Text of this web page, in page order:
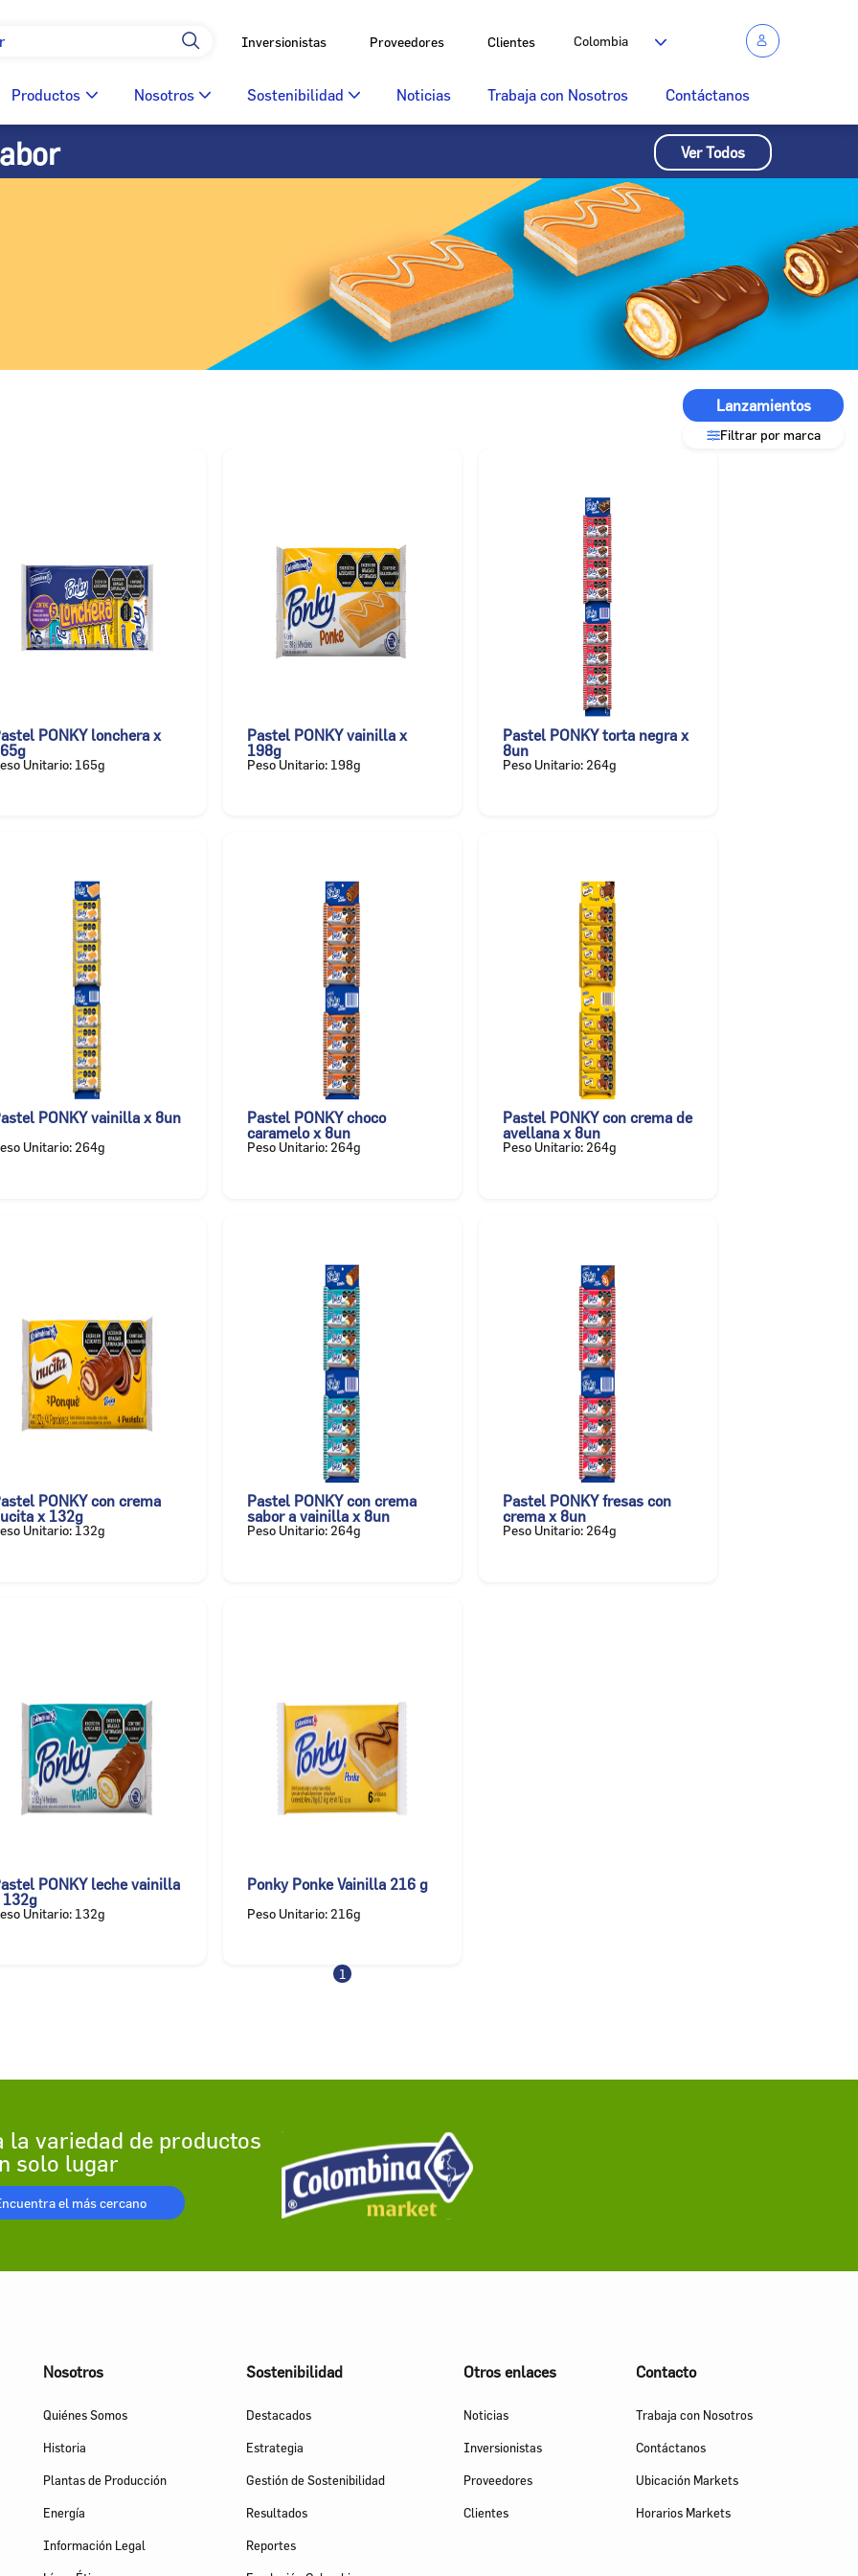
Inversionistas Proveedores Clientes Colombia
Productos Nosotros Sostenibilidad Noticias Trabaja con Nosotros Contáctanos
Ver Todos
Lanzamientos
Filtrar por marca
PONKY lonchera x
Unitario: 165g
Pastel PONKY vainilla x
198g
Peso Unitario: 198g
Pastel PONKY torta negra x
8un
Peso Unitario: 264g
PONKY vainilla x 8un
Unitario: 264g
Pastel PONKY choco
caramelo x 8un
Peso Unitario: 264g
Pastel PONKY con crema de
avellana x 8un
Peso Unitario: 264g
PONKY con crema
x 132g
Unitario: 132g
Pastel PONKY con crema
sabor a vainilla x 8un
Peso Unitario: 264g
Pastel PONKY fresas con
crema x 8un
Peso Unitario: 264g
PONKY leche vainilla
132g
Unitario: 132g
Ponky Ponke Vainilla 216 g
Peso Unitario: 216g
1
la variedad de productos
solo lugar
el más cercano
Nosotros
Quiénes Somos
Historia
Plantas de Producción
Energía
Información Legal
Sostenibilidad
Destacados
Estrategia
Gestión de Sostenibilidad
Resultados
Reportes
Otros enlaces
Noticias
Inversionistas
Proveedores
Clientes
Contacto
Trabaja con Nosotros
Contáctanos
Ubicación Markets
Horarios Markets